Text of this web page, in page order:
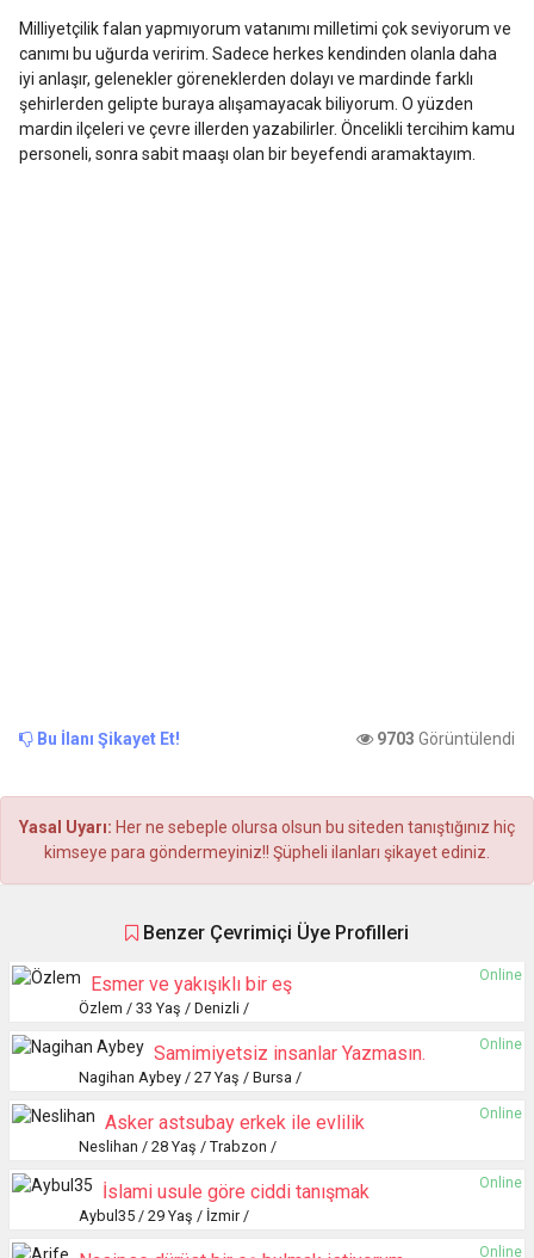
Milliyetçilik falan yapmıyorum vatanımı milletimi çok seviyorum ve
canımı bu uğurda veririm. Sadece herkes kendinden olanla daha
iyi anlaşır, gelenekler göreneklerden dolayı ve mardinde farklı
şehirlerden gelipte buraya alışamayacak biliyorum. O yüzden
mardin ilçeleri ve çevre illerden yazabilirler. Öncelikli tercihim kamu
personeli, sonra sabit maaşı olan bir beyefendi aramaktayım.
Bu İlanı Şikayet Et! 9703 Görüntülendi
Yasal Uyarı: Her ne sebeple olursa olsun bu siteden tanıştığınız hiç
kimseye para göndermeyiniz!! Şüpheli ilanları şikayet ediniz.
Benzer Çevrimiçi Üye Profilleri
Online
Esmer ve yakışıklı bir eş
Özlem / 33 Yaş / Denizli /
Online
Samimiyetsiz insanlar Yazmasın.
Nagihan Aybey / 27 Yaş / Bursa /
Online
Asker astsubay erkek ile evlilik
Neslihan / 28 Yaş / Trabzon /
Online
İslami usule göre ciddi tanışmak
Aybul35 / 29 Yaş / İzmir /
Online